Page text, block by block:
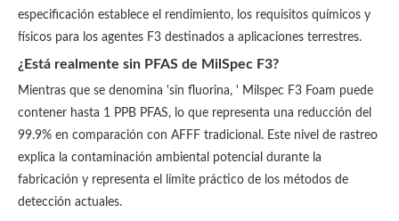
especificación establece el rendimiento, los requisitos químicos y
físicos para los agentes F3 destinados a aplicaciones terrestres.
¿Está realmente sin PFAS de MilSpec F3?
Mientras que se denomina 'sin fluorina, ' Milspec F3 Foam puede
contener hasta 1 PPB PFAS, lo que representa una reducción del
99.9% en comparación con AFFF tradicional. Este nivel de rastreo
explica la contaminación ambiental potencial durante la
fabricación y representa el límite práctico de los métodos de
detección actuales.